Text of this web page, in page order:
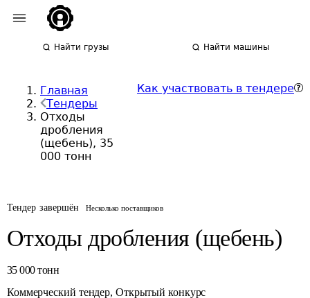
Найти грузы Найти машины
Главная
Тендеры
Отходы
дробления
(щебень), 35
000 тонн
Как участвовать в тендере
Тендер завершён Несколько поставщиков
Отходы дробления (щебень)
35 000 тонн
Коммерческий тендер, Открытый конкурс